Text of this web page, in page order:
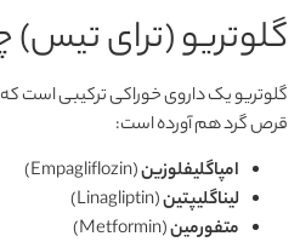
گلوتریو (ترای
گلوتریو یک داروی خوراکی ترکیبی است
قرص گرد هم آورده است:
امپاگلیفلوزین(Empagliflozin)
لیناگلیپتین(Linagliptin)
متفورمین(Metformin)